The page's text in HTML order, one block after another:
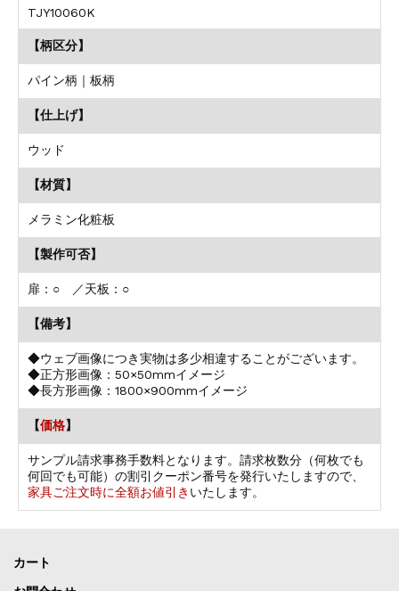
TJY10060K
【柄区分】
パイン柄｜板柄
【仕上げ】
ウッド
【材質】
メラミン化粧板
【製作可否】
扉：○ ／天板：○
【備考】
◆ウェブ画像につき実物は多少相違することがございます。
◆正方形画像：50×50mmイメージ
◆長方形画像：1800×900mmイメージ
【価格】
サンプル請求事務手数料となります。請求枚数分（何枚でも
何回でも可能）の割引クーポン番号を発行いたしますので、
家具ご注文時に全額お値引き いたします。
カート